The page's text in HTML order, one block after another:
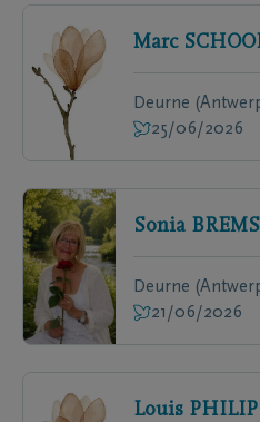
Marc
Deurne
25/06/2026
Sonia BREMS
Deurne
21/06/2026
Louis